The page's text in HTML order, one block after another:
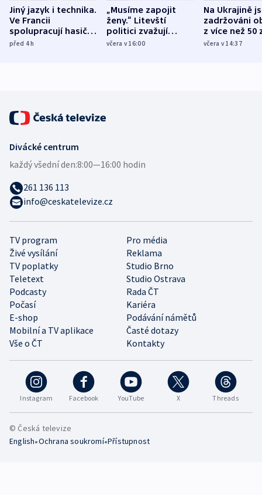
Jiný jazyk i technika.
Ve Francii
spolupracují hasiči z
různých zemí
před 4h
„Musíme zapojit
ženy.“ Litevští
politici zvažují
dohodu o
včera v 16:00
Na Ukrajině
zadržováni
z více než 50
Bojovali na
včera v 14:37
Instagram Facebook YouTube X Threads
TV program
Pro média
Živé vysílání
Reklama
TV poplatky
Studio Brno
Teletext
Studio Ostrava
Podcasty
Rada ČT
Počasí
Kariéra
E-shop
Podávání námětů
Mobilní a TV aplikace
Časté dotazy
Vše o ČT
Kontakty
Divácké centrum
každý všední den:8:00—16:00 hodin
261 136 113
info@ceskatelevize.cz
© Česká televize
English•Ochrana soukromí•Přístupnost